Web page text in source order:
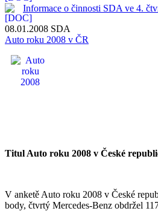
Informace o činnosti SDA ve 4.
08.01.2008 SDA
Auto roku 2008 v ČR
Titul Auto roku 2008 v České
V anketě Auto roku 2008 v České
body, čtvrtý Mercedes-Benz obdržel